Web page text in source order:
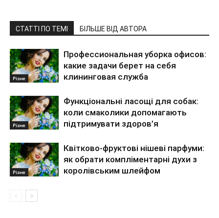
СТАТТІ ПО ТЕМІ БІЛЬШЕ ВІД АВТОРА
Різне
Профессиональная уборка офисов:
какие задачи берет на себя
клининговая служба
Різне
Функціональні ласощі для собак:
коли смаколики допомагають
підтримувати здоров’я
Різне
Квітково-фруктові нішеві парфуми:
як обрати компліментарні духи з
королівським шлейфом